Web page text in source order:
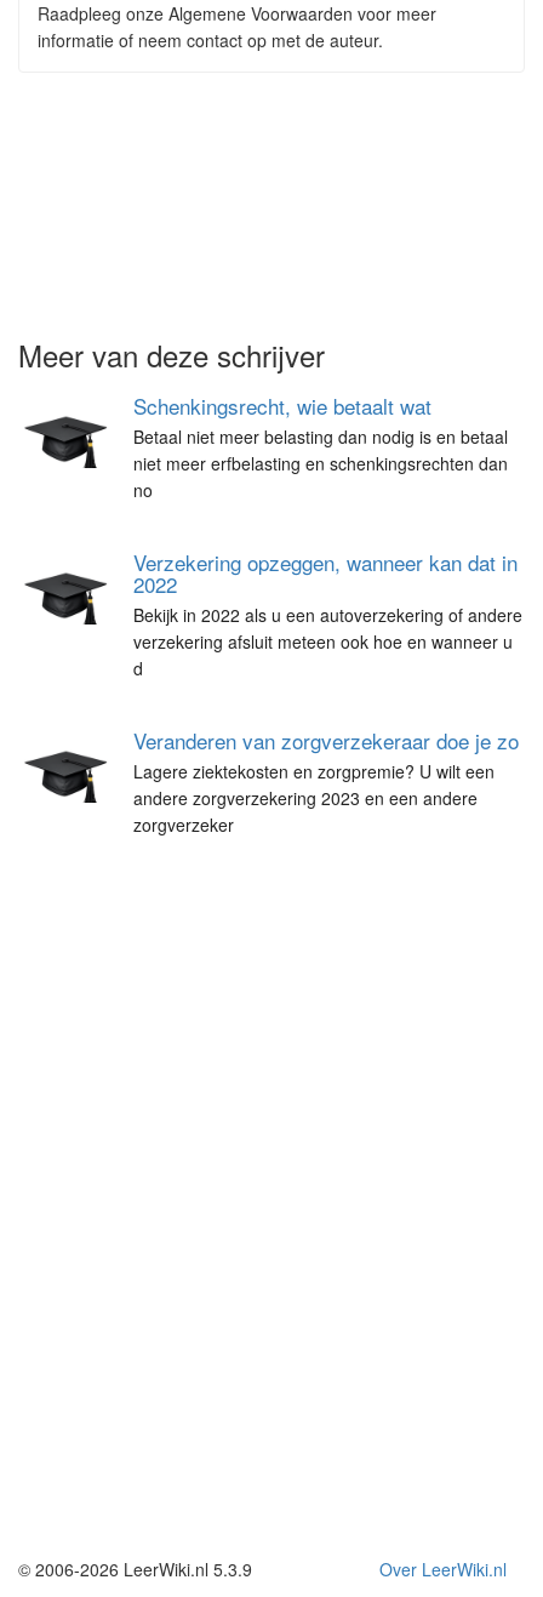
Raadpleeg onze Algemene Voorwaarden voor meer
informatie of neem contact op met de auteur.
Meer van deze schrijver
Schenkingsrecht, wie betaalt wat
Betaal niet meer belasting dan nodig is en betaal
niet meer erfbelasting en schenkingsrechten dan
no
Verzekering opzeggen, wanneer kan dat in
2022
Bekijk in 2022 als u een autoverzekering of andere
verzekering afsluit meteen ook hoe en wanneer u
d
Veranderen van zorgverzekeraar doe je zo
Lagere ziektekosten en zorgpremie? U wilt een
andere zorgverzekering 2023 en een andere
zorgverzeker
Over LeerWiki.nl
© 2006-2026 LeerWiki.nl 5.3.9